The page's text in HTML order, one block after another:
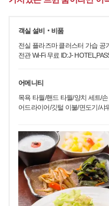
객실 설비‧비품
전실 플라즈마 클러스터 가습 공
전관 Wi-Fi 무료 ID:J-
어메니티
목욕 타월/핸드 타월/양치 세트/
어드라이어/깃털 이불/면도기/샤